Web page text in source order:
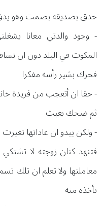
حدق بصديقه بصمت وهو
- وجود والدتي معانا
المكوث في البلد دون ان
فحرك بشير رأسه مفكرا
- حقا ان أتعجب من فريدة
ثم ضحك بعبث
- ولكن يبدو ان عاداتها
فتنهد كنان زوجته لا
معاملتها ولا تعلم ان تلك
تأخذه منه